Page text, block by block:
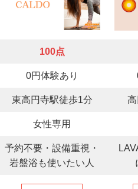
100点
0円体験あり
東高円寺駅徒歩1分
女性専用
予約不要・設備重視・
岩盤浴も使いたい人